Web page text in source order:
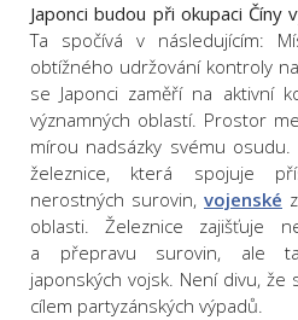
Japonci budou při okupaci Číny
Ta spočívá v následujícím:
obtížného udržování kontroly
se Japonci zaměří na aktivní
významných oblastí. Prostor
mírou nadsázky svému
železnice, která spojuje
nerostných surovin, vojenské
oblasti. Železnice zajišťuje
a přepravu surovin, ale
japonských vojsk. Není divu,
cílem partyzánských výpadů.